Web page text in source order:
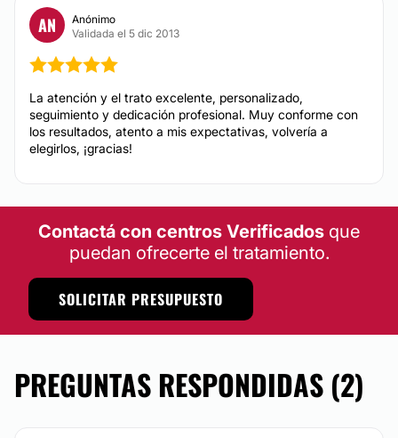
AN
Anónimo
Validada el 5 dic 2013
La atención y el trato excelente, personalizado,
seguimiento y dedicación profesional. Muy conforme con
los resultados, atento a mis expectativas, volvería a
elegirlos, ¡gracias!
Contactá con centros Verificados que
puedan ofrecerte el tratamiento.
SOLICITAR PRESUPUESTO
PREGUNTAS RESPONDIDAS (2)